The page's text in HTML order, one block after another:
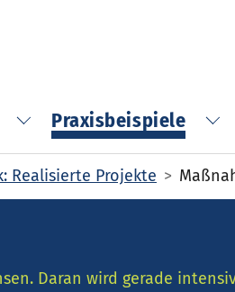
Submenu for "Die
Praxisbeispiele
Realisierte Projekte
Daran wird gerade